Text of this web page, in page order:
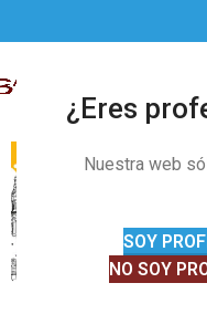
¿Eres
Nuestra web
SOY
NO SOY